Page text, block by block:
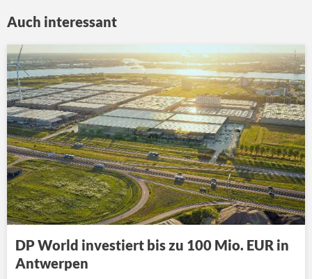
Auch interessant
DP World investiert bis zu 100 Mio. EUR in
Antwerpen